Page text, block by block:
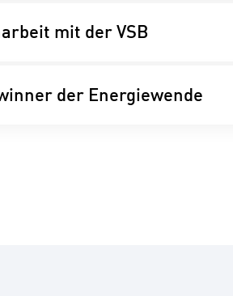
mit der VSB
der Energiewende